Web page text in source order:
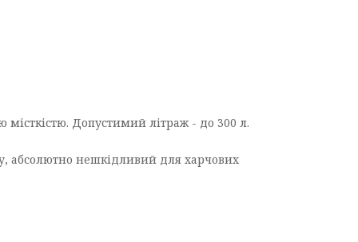
місткістю. Допустимий літраж - до 300 л.
абсолютно нешкідливий для харчових